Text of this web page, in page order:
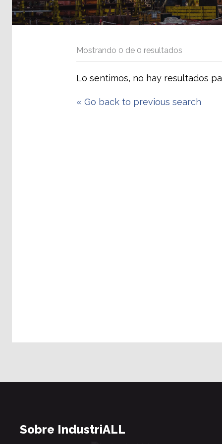
Mostrando 0 de 0 resultados
Lo sentimos, no hay resultados
«Go back to previous search
Sobre IndustriALL